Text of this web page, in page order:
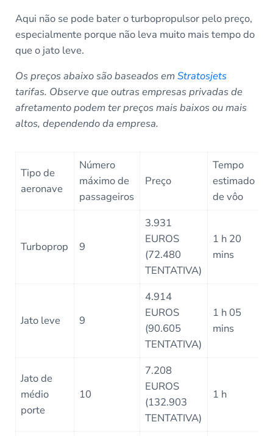
Aqui não se pode bater o turbopropulsor pelo preço,
especialmente porque não leva muito mais tempo do
que o jato leve.
Os preços abaixo são baseados emStratosjets
tarifas. Observe que outras empresas privadas de
afretamento podem ter preços mais baixos ou mais
altos, dependendo da empresa.
Tipo de
aeronave
Número
máximo de
passageiros
Preço
Tempo
estimado
de vôo
Turboprop 9
3.931
EUROS
(72.480
TENTATIVA)
1 h 20
mins
Jato leve 9
4.914
EUROS
(90.605
TENTATIVA)
1 h 05
mins
Jato de
médio
porte
10
7.208
EUROS
(132.903
TENTATIVA)
1 h